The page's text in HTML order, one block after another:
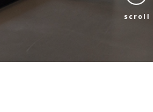
scroll